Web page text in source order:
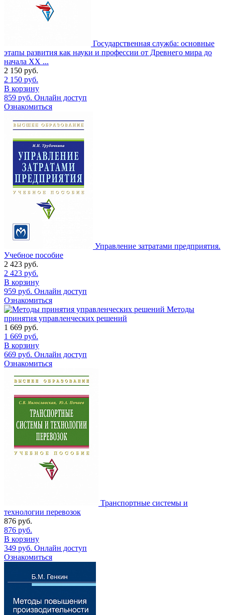
Государственная служба: основные
этапы развития как науки и профессии от Древнего мира до
начала XX ...
2 150 руб.
2 150 руб.
В корзину
859 руб. Онлайн доступ
Ознакомиться
Управление затратами предприятия.
Учебное пособие
2 423 руб.
2 423 руб.
В корзину
959 руб. Онлайн доступ
Ознакомиться
Методы
принятия управленческих решений
1 669 руб.
1 669 руб.
В корзину
669 руб. Онлайн доступ
Ознакомиться
Транспортные системы и
технологии перевозок
876 руб.
876 руб.
В корзину
349 руб. Онлайн доступ
Ознакомиться